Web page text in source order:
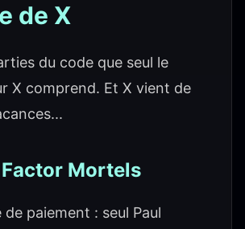
de X
du code que seul le
X comprend. Et X vient de
Factor Mortels
de paiement : seul Paul